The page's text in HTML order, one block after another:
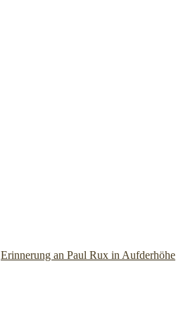
Erinnerung an Paul Rux in Aufderhöhe